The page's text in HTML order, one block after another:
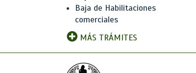
Baja de Habilitaciones
comerciales
MÁS TRÁMITES